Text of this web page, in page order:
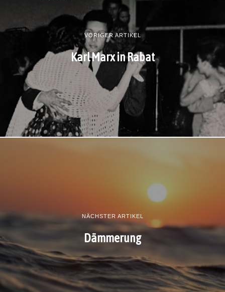
VORIGER ARTIKEL
Karl Marx in Rabat
NÄCHSTER ARTIKEL
Dämmerung